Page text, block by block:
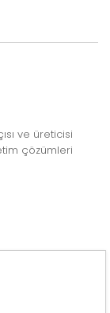
ve üreticisi
çözümleri